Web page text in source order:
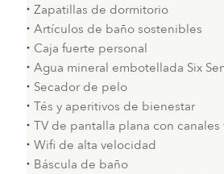
Zapatillas de dormitorio
Artículos de baño sostenibles
Caja fuerte personal
Agua mineral embotellada Six
Secador de pelo
Tés y aperitivos de bienestar
TV de pantalla plana con canales
Wifi de alta velocidad
Báscula de baño